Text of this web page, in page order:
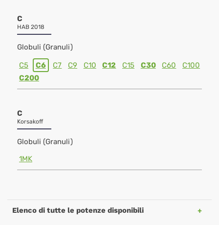
C
HAB 2018
Globuli (Granuli)
C5 C6 C7 C9 C10 C12 C15 C30 C60
C100
C200
C
Korsakoff
Globuli (Granuli)
1MK
Elenco di tutte le potenze disponibili